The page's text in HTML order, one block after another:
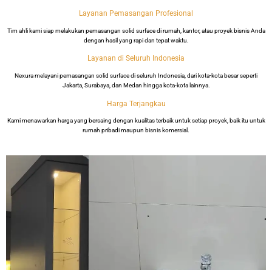
Layanan Pemasangan Profesional
Tim ahli kami siap melakukan pemasangan solid surface di rumah, kantor, atau proyek bisnis Anda
dengan hasil yang rapi dan tepat waktu.
Layanan di Seluruh Indonesia
Nexura melayani pemasangan solid surface di seluruh Indonesia, dari kota-kota besar seperti
Jakarta, Surabaya, dan Medan hingga kota-kota lainnya.
Harga Terjangkau
Kami menawarkan harga yang bersaing dengan kualitas terbaik untuk setiap proyek, baik itu untuk
rumah pribadi maupun bisnis komersial.